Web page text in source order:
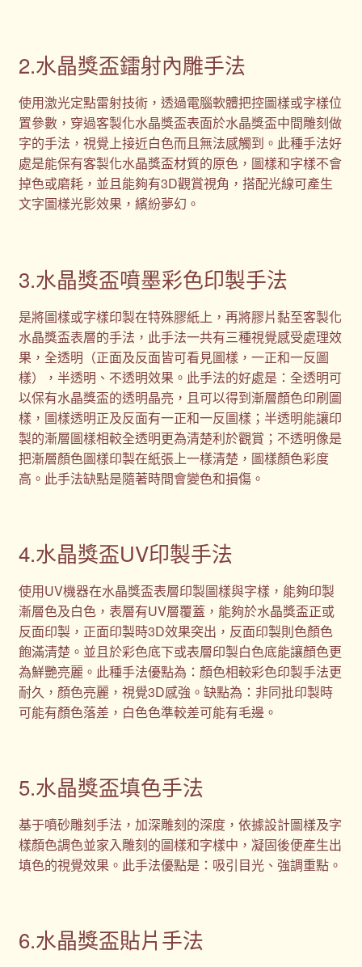
2.水晶獎盃鐳射內雕手法
使用激光定點雷射技術，透過電腦軟體把控圖樣或字樣位
置參數，穿過客製化水晶獎盃表面於水晶獎盃中間雕刻做
字的手法，視覺上接近白色而且無法感觸到。此種手法好
處是能保有客製化水晶獎盃材質的原色，圖樣和字樣不會
掉色或磨耗，並且能夠有3D觀賞視角，搭配光線可產生
文字圖樣光影效果，繽紛夢幻。
3.水晶獎盃噴墨彩色印製手法
是將圖樣或字樣印製在特殊膠紙上，再將膠片黏至客製化
水晶獎盃表層的手法，此手法一共有三種視覺感受處理效
果，全透明（正面及反面皆可看見圖樣，一正和一反圖
樣），半透明、不透明效果。此手法的好處是：全透明可
以保有水晶獎盃的透明晶亮，且可以得到漸層顏色印刷圖
樣，圖樣透明正及反面有一正和一反圖樣；半透明能讓印
製的漸層圖樣相較全透明更為清楚利於觀賞；不透明像是
把漸層顏色圖樣印製在紙張上一樣清楚，圖樣顏色彩度
高。此手法缺點是隨著時間會變色和損傷。
4.水晶獎盃UV印製手法
使用UV機器在水晶獎盃表層印製圖樣與字樣，能夠印製
漸層色及白色，表層有UV層覆蓋，能夠於水晶獎盃正或
反面印製，正面印製時3D效果突出，反面印製則色顏色
飽滿清楚。並且於彩色底下或表層印製白色底能讓顏色更
為鮮艷亮麗。此種手法優點為：顏色相較彩色印製手法更
耐久，顏色亮麗，視覺3D感強。缺點為：非同批印製時
可能有顏色落差，白色色準較差可能有毛邊。
5.水晶獎盃填色手法
基于噴砂雕刻手法，加深雕刻的深度，依據設計圖樣及字
樣顏色調色並家入雕刻的圖樣和字樣中，凝固後便產生出
填色的視覺效果。此手法優點是：吸引目光、強調重點。
6.水晶獎盃貼片手法